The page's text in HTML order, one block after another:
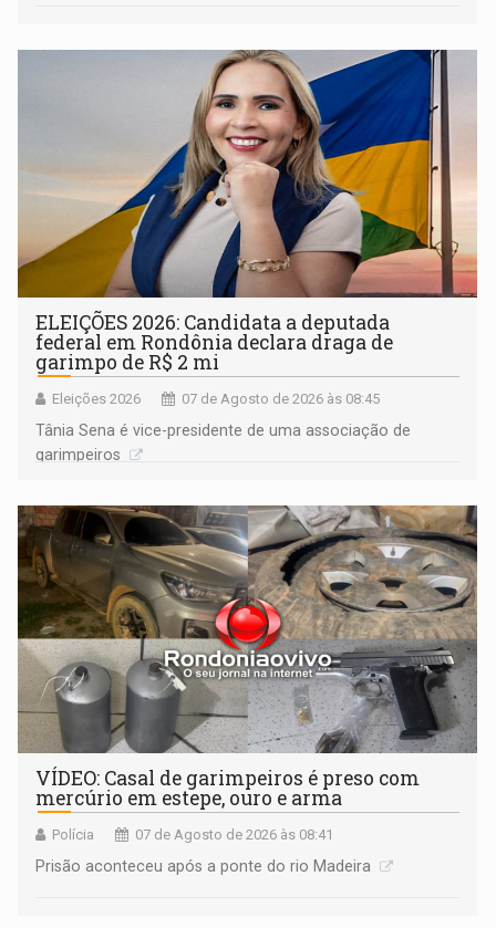
ELEIÇÕES 2026: Candidata a deputada
federal em Rondônia declara draga de
garimpo de R$ 2 mi
Eleições 2026 07 de Agosto de 2026 às 08:45
Tânia Sena é vice-presidente de uma associação de
garimpeiros
VÍDEO: Casal de garimpeiros é preso com
mercúrio em estepe, ouro e arma
Polícia 07 de Agosto de 2026 às 08:41
Prisão aconteceu após a ponte do rio Madeira